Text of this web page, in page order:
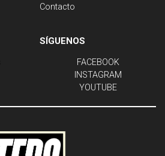
Contacto
SÍGUENOS
FACEBOOK
INSTAGRAM
YOUTUBE